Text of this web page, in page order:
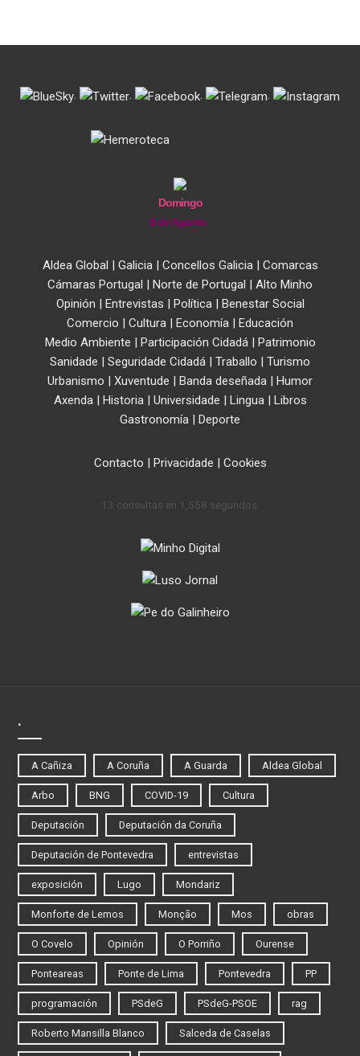
. . . .
Domingo
9 de Agosto
Aldea Global | Galicia | Concellos Galicia | Comarcas
Cámaras Portugal | Norte de Portugal | Alto Minho
Opinión | Entrevistas | Política | Benestar Social
Comercio | Cultura | Economía | Educación
Medio Ambiente | Participación Cidadá | Patrimonio
Sanidade | Seguridade Cidadá | Traballo | Turismo
Urbanismo | Xuventude | Banda deseñada | Humor
Axenda | Historia | Universidade | Lingua | Libros
Gastronomía | Deporte
Contacto | Privacidade | Cookies
13 consultas en 1,558 segundos.
.
A Cañiza A Coruña A Guarda Aldea Global
Arbo BNG COVID-19 Cultura
Deputación Deputación da Coruña
Deputación de Pontevedra entrevistas
exposición Lugo Mondariz
Monforte de Lemos Monção Mos obras
O Covelo Opinión O Porriño Ourense
Ponteareas Ponte de Lima Pontevedra PP
programación PSdeG PSdeG-PSOE rag
Roberto Mansilla Blanco Salceda de Caselas